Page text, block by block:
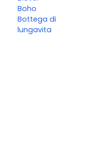
Boho
Bottega di
lungavita